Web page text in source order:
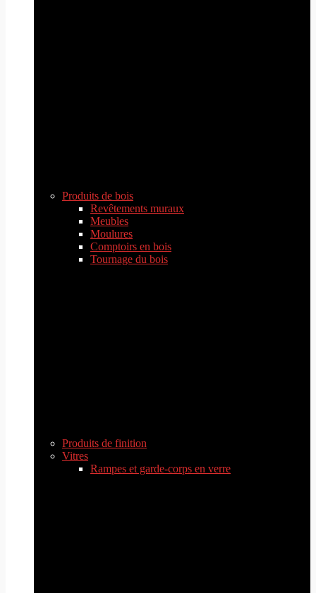
Produits de bois
Revêtements muraux
Meubles
Moulures
Comptoirs en bois
Tournage du bois
Produits de finition
Vitres
Rampes et garde-corps en verre